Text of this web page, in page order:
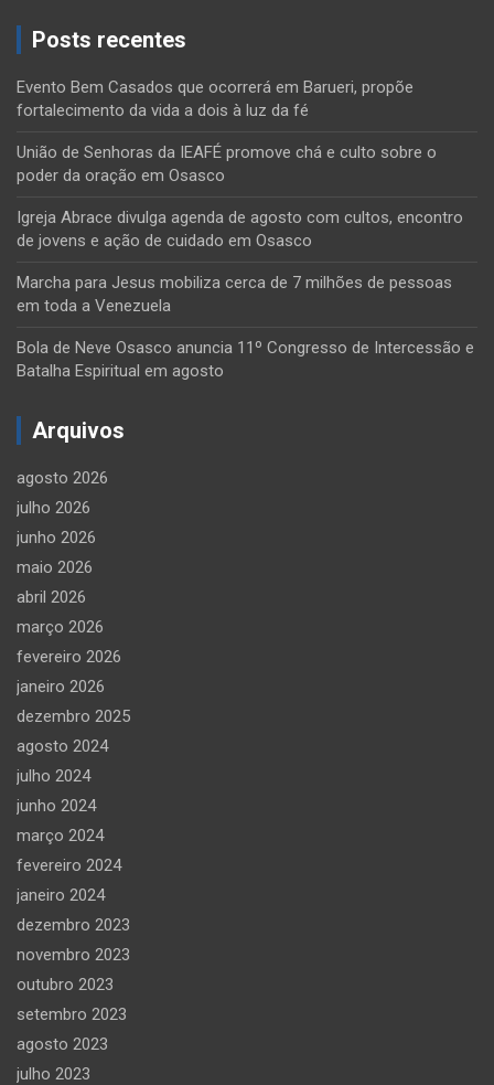
Posts recentes
Evento Bem Casados que ocorrerá em Barueri, propõe
fortalecimento da vida a dois à luz da fé
União de Senhoras da IEAFÉ promove chá e culto sobre o
poder da oração em Osasco
Igreja Abrace divulga agenda de agosto com cultos, encontro
de jovens e ação de cuidado em Osasco
Marcha para Jesus mobiliza cerca de 7 milhões de pessoas
em toda a Venezuela
Bola de Neve Osasco anuncia 11º Congresso de Intercessão e
Batalha Espiritual em agosto
Arquivos
agosto 2026
julho 2026
junho 2026
maio 2026
abril 2026
março 2026
fevereiro 2026
janeiro 2026
dezembro 2025
agosto 2024
julho 2024
junho 2024
março 2024
fevereiro 2024
janeiro 2024
dezembro 2023
novembro 2023
outubro 2023
setembro 2023
agosto 2023
julho 2023